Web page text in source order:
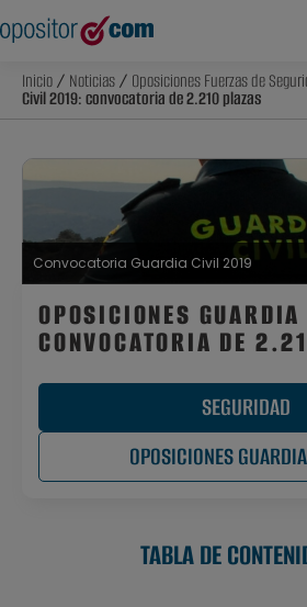
Inicio/ Noticias/ Oposiciones Fuerzas de
Civil 2019: convocatoria de 2.210 plazas
Convocatoria Guardia Civil 2019
OPOSICIONES
CONVOCATORIA DE
SEGURIDAD
OPOSICIONES
TABLA DE